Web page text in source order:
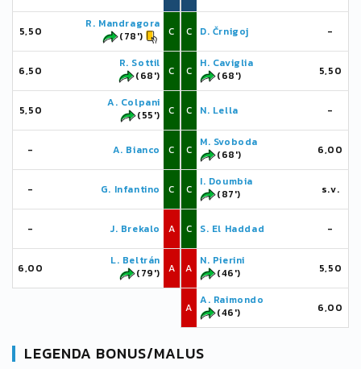
5,50
R. Mandragora
(78')
C
6,50
R. Sottil
(68')
C
5,50
A. Colpani
(55')
C
- A. Bianco C
- G. Infantino C
- J. Brekalo A
6,00
L. Beltrán
(79')
A
C D. Črnigoj -
C
H. Caviglia
(68')
5,50
C N. Lella -
C
M. Svoboda
(68')
6,00
C
I. Doumbia
(87')
s.v.
C S. El Haddad -
A
N. Pierini
(46')
5,50
A
A. Raimondo
(46')
6,00
LEGENDA BONUS/MALUS